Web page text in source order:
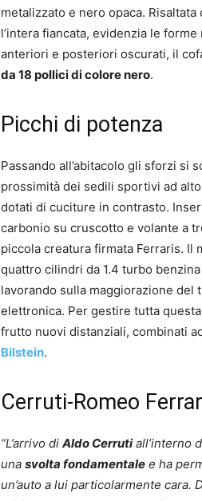
metalizzato e nero opaca.
l’intera fiancata, evidenzia le
anteriori e posteriori oscurati, il
da 18 pollici di colore nero.
Picchi di potenza
Passando all’abitacolo gli sforzi si
prossimità dei sedili sportivi ad
dotati di cuciture in contrasto.
carbonio su cruscotto e volante a
piccola creatura firmata Ferraris. Il
quattro cilindri da 1.4 turbo
lavorando sulla maggiorazione del
elettronica. Per gestire tutta
frutto nuovi distanziali, combinati
Bilstein.
Cerruti-Romeo
“L’arrivo di Aldo Cerrutiall’interno
una svolta fondamentale e ha
un’auto a lui particolarmente cara.